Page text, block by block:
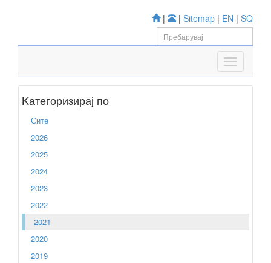
| | Sitemap | EN | SQ
Kатегоризирај по
Сите
2026
2025
2024
2023
2022
2021
2020
2019